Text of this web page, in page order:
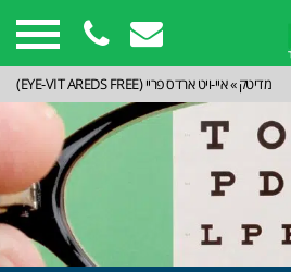
מדיטק»איי-ויט ארדס פריי (EYE-VIT AREDS FREE)